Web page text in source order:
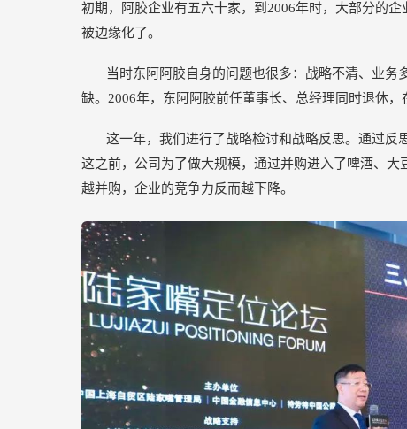
初期，阿胶企业有五六十家，到2006年时，大部分的
被边缘化了。
当时东阿阿胶自身的问题也很多：战略不清、业
缺。2006年，东阿阿胶前任董事长、总经理同时退休，
这一年，我们进行了战略检讨和战略反思。通过反
这之前，公司为了做大规模，通过并购进入了啤酒、大
越并购，企业的竞争力反而越下降。